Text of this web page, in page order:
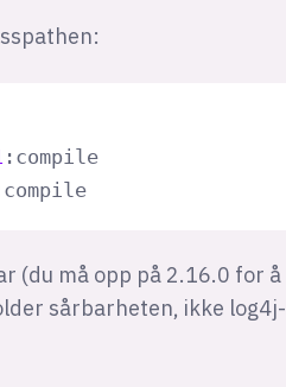
:compile
(du må opp på 2.16.0 for å
sårbarheten, ikke log4j-